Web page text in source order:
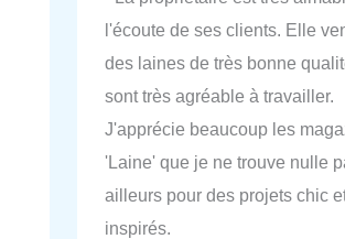
l'écoute de ses clients. Elle
des laines de très bonne
sont très agréable à travailler.
J'apprécie beaucoup les
'Laine' que je ne trouve nulle
ailleurs pour des projets chic
inspirés.